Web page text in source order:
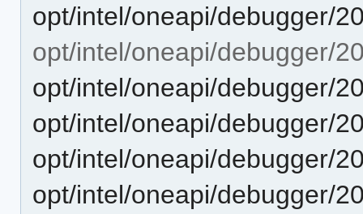
opt/intel/oneapi/debugger/
opt/intel/oneapi/debugger/
opt/intel/oneapi/debugger/
opt/intel/oneapi/debugger/
opt/intel/oneapi/debugger/
opt/intel/oneapi/debugger/